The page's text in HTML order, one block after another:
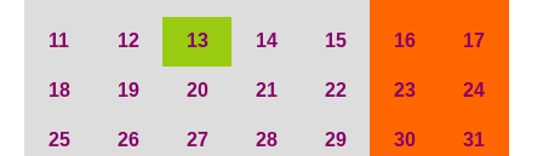
11 12 13 14 15 16 17
18 19 20 21 22 23 24
25 26 27 28 29 30 31